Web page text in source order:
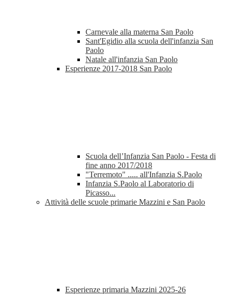
Carnevale alla materna San Paolo
Sant'Egidio alla scuola dell'infanzia San
Paolo
Natale all'infanzia San Paolo
Esperienze 2017-2018 San Paolo
Scuola dell’Infanzia San Paolo - Festa di
fine anno 2017/2018
"Terremoto" ..... all'Infanzia S.Paolo
Infanzia S.Paolo al Laboratorio di
Picasso...
Attività delle scuole primarie Mazzini e San Paolo
Esperienze primaria Mazzini 2025-26